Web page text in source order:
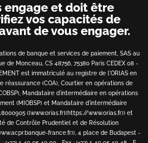
engage et doit être
vos capacités de
de vous engager.
de banque et services de paiement, SAS au
de Monceau, CS 48756, 75380 Paris CEDEX 08 -
est immatriculé au registre de l'ORIAS en
réassurance (COA), Courtier en opérations de
Mandataire d'intermédiaire en opérations
(MIOBSP) et Mandataire d'intermédiaire
([www.orias.fr](https://www.orias.fr)) et
de Contrôle Prudentiel et de Résolution
france.fr)), 4 place de Budapest -